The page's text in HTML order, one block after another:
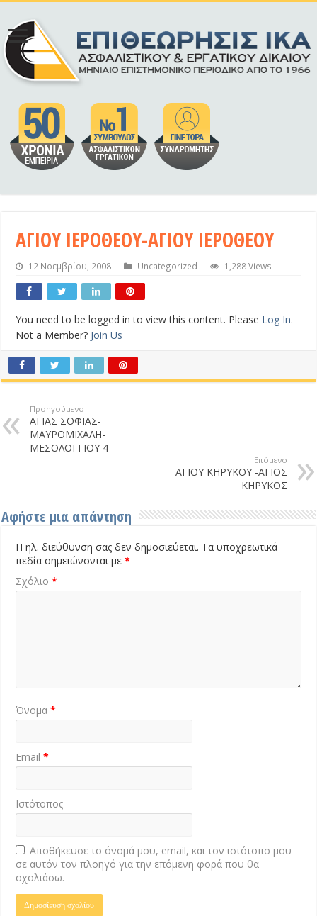
ΑΓΙΟΥ ΙΕΡΟΘΕΟΥ-ΑΓΙΟΥ ΙΕΡΟΘΕΟΥ
12 Νοεμβρίου, 2008 Uncategorized 1,288 Views
You need to be logged in to view this content. Please Log In.
Not a Member? Join Us
Προηγούμενο
ΑΓΙΑΣ ΣΟΦΙΑΣ-
ΜΑΥΡΟΜΙΧΑΛΗ-
ΜΕΣΟΛΟΓΓΙΟΥ 4
Επόμενο
ΑΓΙΟΥ ΚΗΡΥΚΟΥ -ΑΓΙΟΣ
ΚΗΡΥΚΟΣ
Αφήστε μια απάντηση
Η ηλ. διεύθυνση σας δεν δημοσιεύεται. Τα υποχρεωτικά
πεδία σημειώνονται με*
Σχόλιο*
Όνομα*
Email*
Ιστότοπος
Αποθήκευσε το όνομά μου, email, και τον ιστότοπο μου
σε αυτόν τον πλοηγό για την επόμενη φορά που θα
σχολιάσω.